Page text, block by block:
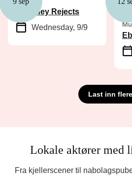
Cockney Rejects
Wednesday, 9/9
Last inn flere
Lokale aktører med
Fra kjellerscener til